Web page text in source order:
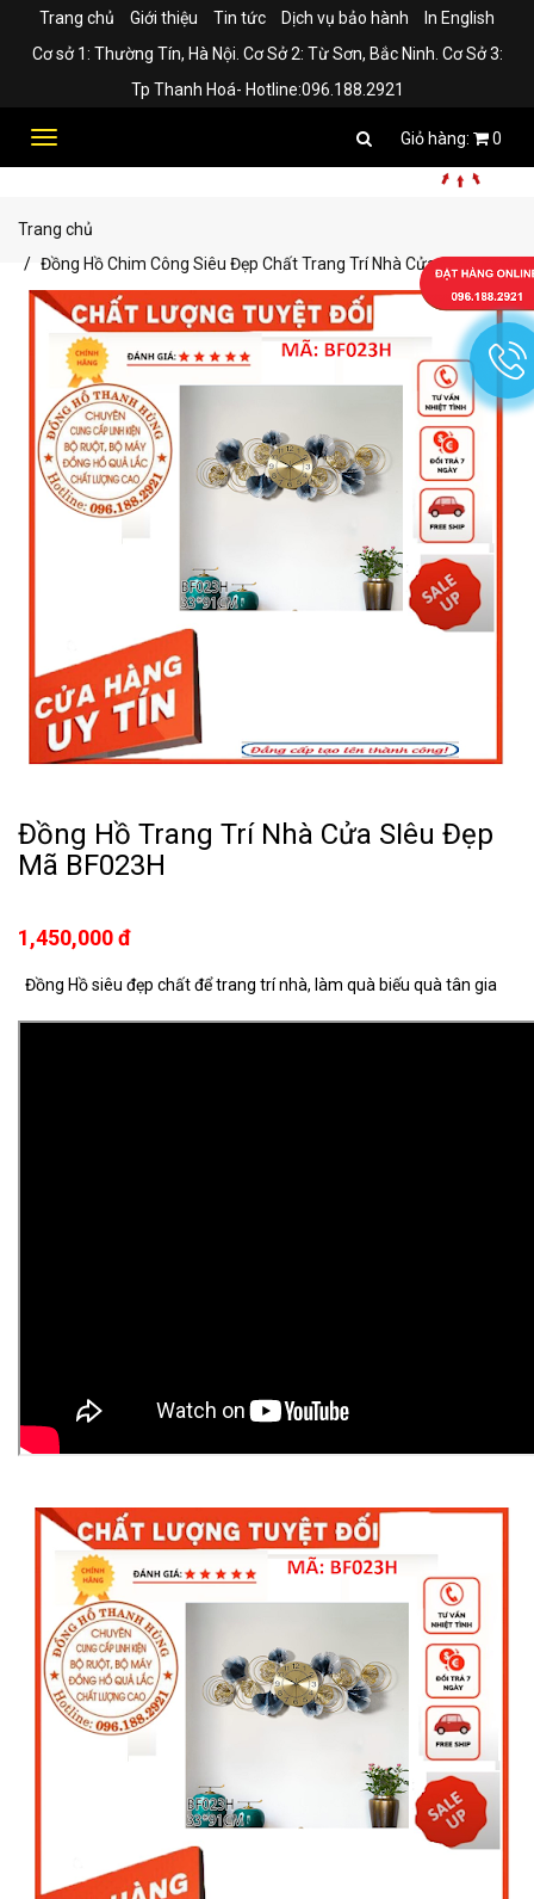
Trang chủ Giới thiệu Tin tức Dịch vụ bảo hành
In English
Cơ sở 1: Thường Tín, Hà Nội. Cơ Sở 2: Từ Sơn, Bắc Ninh. Cơ Sở 3:
Tp Thanh Hoá- Hotline:096.188.2921
Toggle
0
Trang chủ
Đồng Hồ Chim Công Siêu Đẹp Chất Trang Trí Nhà Cửa
Đồng Hồ Trang Trí Nhà Cửa SIêu Đẹp
Mã BF023H
1,450,000 đ
Đồng Hồ siêu đẹp chất để trang trí nhà, làm quà biếu quà tân gia